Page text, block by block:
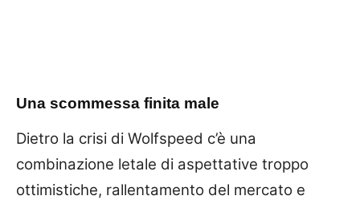
Una scommessa finita male
Dietro la crisi di Wolfspeed c’è una
combinazione letale di aspettative troppo
ottimistiche, rallentamento del mercato e